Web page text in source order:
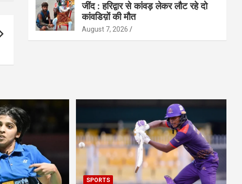
जींद : हरिद्वार से कांवड़ लेकर लौट रहे दो
कांवडिय़ों की मौत
August 7, 2026
SPORTS